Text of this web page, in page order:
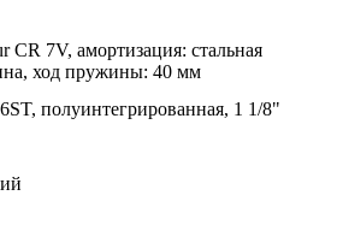
CR 7V, амортизация: стальная
ход пружины: 40 мм
полуинтегрированная, 1 1/8"